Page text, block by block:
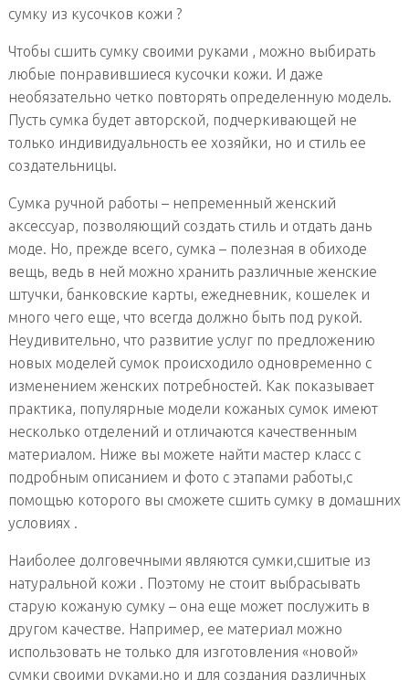
сумку из кусочков кожи ?
Чтобы сшить сумку своими руками , можно выбирать
любые понравившиеся кусочки кожи. И даже
необязательно четко повторять определенную модель.
Пусть сумка будет авторской, подчеркивающей не
только индивидуальность ее хозяйки, но и стиль ее
создательницы.
Сумка ручной работы – непременный женский
аксессуар, позволяющий создать стиль и отдать дань
моде. Но, прежде всего, сумка – полезная в обиходе
вещь, ведь в ней можно хранить различные женские
штучки, банковские карты, ежедневник, кошелек и
много чего еще, что всегда должно быть под рукой.
Неудивительно, что развитие услуг по предложению
новых моделей сумок происходило одновременно с
изменением женских потребностей. Как показывает
практика, популярные модели кожаных сумок имеют
несколько отделений и отличаются качественным
материалом. Ниже вы можете найти мастер класс с
подробным описанием и фото с этапами работы,с
помощью которого вы сможете сшить сумку в домашних
условиях .
Наиболее долговечными являются сумки,сшитые из
натуральной кожи . Поэтому не стоит выбрасывать
старую кожаную сумку – она еще может послужить в
другом качестве. Например, ее материал можно
использовать не только для изготовления «новой»
сумки своими руками,но и для создания различных